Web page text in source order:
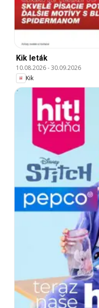
Kik leták
10.08.2026-30.09.2026
Kik